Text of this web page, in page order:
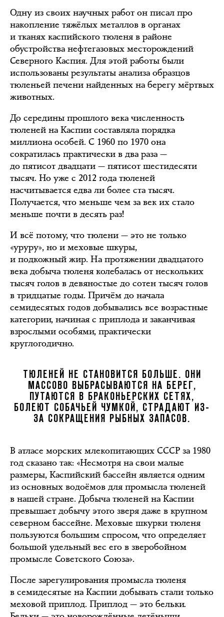
Одну из своих научных работ он писал про
накопление тяжёлых металлов в органах
и тканях каспийского тюленя в районе
обустройства нефтегазовых месторождений
Северного Каспия. Для этой работы были
использованы результаты анализа образцов
тюленьей печени найденных на берегу мёртвых
животных.
До середины прошлого века численность
тюленей на Каспии составляла порядка
миллиона особей. С 1960 по 1970 она
сократилась практически в два раза —
до пятисот двадцати — пятисот шестидесяти
тысяч. Но уже с 2012 года тюленей
насчитывается едва ли более ста тысяч.
Получается, что меньше чем за век их стало
меньше почти в десять раз!
И всё потому, что тюлени — это не только
«уруру», но и меховые шкуры,
и подкожный жир. На протяжении двадцатого
века добыча тюленя колебалась от нескольких
тысяч голов в девяностые до сотен тысяч голов
в тридцатые годы. Причём до начала
семидесятых годов добывались все возрастные
категории, начиная с приплода и заканчивая
взрослыми особями, практически
круглогодично.
ТЮЛЕНЕЙ НЕ СТАНОВИТСЯ БОЛЬШЕ. ОНИ
МАССОВО ВЫБРАСЫВАЮТСЯ НА БЕРЕГ,
ПУТАЮТСЯ В БРАКОНЬЕРСКИХ СЕТЯХ,
БОЛЕЮТ СОБАЧЬЕЙ ЧУМКОЙ, СТРАДАЮТ ИЗ-
ЗА СОКРАЩЕНИЯ РЫБНЫХ ЗАПАСОВ.
В атласе морских млекопитающих СССР за 1980
год сказано так: «Несмотря на свои малые
размеры, Каспийский бассейн является одним
из основных водоёмов для промысла тюленей
в нашей стране. Добыча тюленей на Каспии
превышает добычу этого зверя даже в крупном
северном бассейне. Меховые шкурки тюленя
пользуются большим спросом, что определяет
большой удельный вес его в зверобойном
промысле Советского Союза».
После зарегулирования промысла тюленя
в семидесятые на Каспии добывать стали только
меховой приплод. Приплод — это бельки.